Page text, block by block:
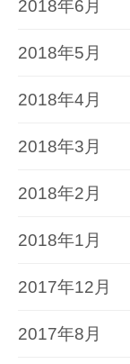
2018年6月
2018年5月
2018年4月
2018年3月
2018年2月
2018年1月
2017年12月
2017年8月